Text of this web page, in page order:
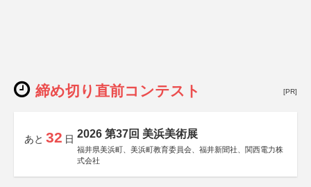
締め切り直前コンテスト [PR]
あと 32 日 2026 第37回 美浜美術展
福井県美浜町、美浜町教育委員会、福井新聞社、関西電力株
式会社